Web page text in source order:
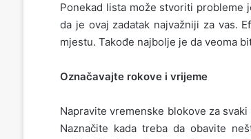
Ponekad lista može stvoriti probleme
da je ovaj zadatak najvažniji za vas.
mjestu. Takođe najbolje je da veoma
Označavajte rokove i vrijeme
Napravite vremenske blokove za
Naznačite kada treba da obavite